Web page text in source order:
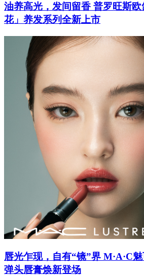
油养高光，发间留香 普罗旺斯欧
花」养发系列全新上市
唇光乍现，自有“镜”界 M·A·C
弹头唇膏焕新登场